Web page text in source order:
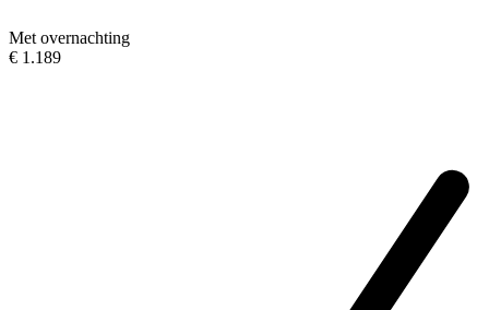
Met overnachting
€ 1.189